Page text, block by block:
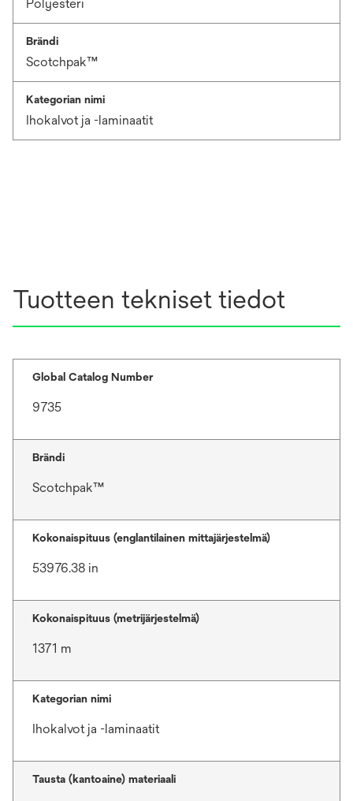
Polyesteri
Brändi
Scotchpak™
Kategorian nimi
Ihokalvot ja -laminaatit
Tuotteen tekniset tiedot
Global Catalog Number
9735
Brändi
Scotchpak™
Kokonaispituus (englantilainen mittajärjestelmä)
53976.38 in
Kokonaispituus (metrijärjestelmä)
1371 m
Kategorian nimi
Ihokalvot ja -laminaatit
Tausta (kantoaine) materiaali